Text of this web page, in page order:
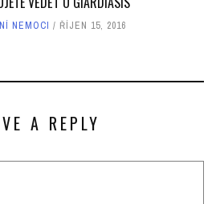
NEMOCI ŘÍJEN 15, 2016
A REPLY